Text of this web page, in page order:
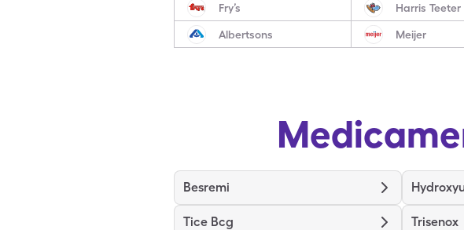
Fry’s Harris Teeter
Albertsons Meijer
Besremi
Tice Bcg Trisenox